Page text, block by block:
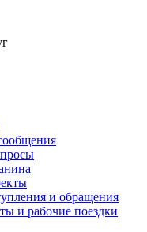
и обращения
и рабочие поездки